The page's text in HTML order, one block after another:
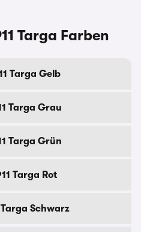
Targa Farben
Targa Gelb
Targa Grau
Targa Grün
Targa Rot
Targa Schwarz